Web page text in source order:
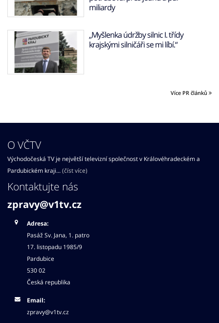
miliardy
„Myšlenka údržby silnic I. třídy
krajskými silničáři se mi líbí.“
Více PR článků
O VČTV
Východočeská TV je největší televizní společnost v Královéhradeckém a
Pardubickém kraji... (číst více)
Kontaktujte nás
zpravy@v1tv.cz
Adresa:
Pasáž Sv. Jana, 1. patro
17. listopadu 1985/9
Pardubice
530 02
Česká republika
Email:
zpravy@v1tv.cz